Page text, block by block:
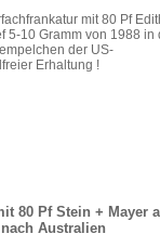
mit 80 Pf
5-10 Gramm von 1988 in
der US-
Erhaltung !
80 Pf Stein + Mayer
Australien